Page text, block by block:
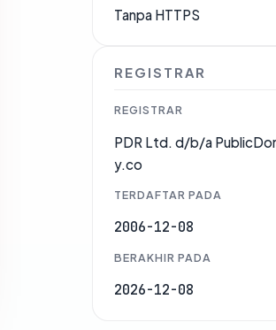
Tanpa HTTPS
REGISTRAR
REGISTRAR
PDR Ltd. d/b/a
y.co
TERDAFTAR PADA
2006-12-08
BERAKHIR PADA
2026-12-08